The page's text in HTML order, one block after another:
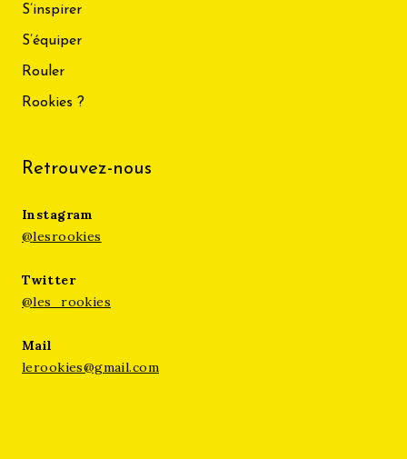
S’inspirer
S’équiper
Rouler
Rookies ?
Retrouvez-nous
Instagram
@lesrookies
Twitter
@les_rookies
Mail
lerookies@gmail.com